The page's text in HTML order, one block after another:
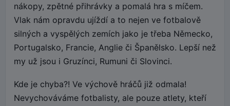
nákopy, zpětné přihrávky a pomalá hra s míčem.
Vlak nám opravdu ujíždí a to nejen ve fotbalově
silných a vyspělých zemích jako je třeba Německo,
Portugalsko, Francie, Anglie či Španělsko. Lepší než
my už jsou i Gruzínci, Rumuni či Slovinci.
Kde je chyba?! Ve výchově hráčů již odmala!
Nevychováváme fotbalisty, ale pouze atlety, kteří